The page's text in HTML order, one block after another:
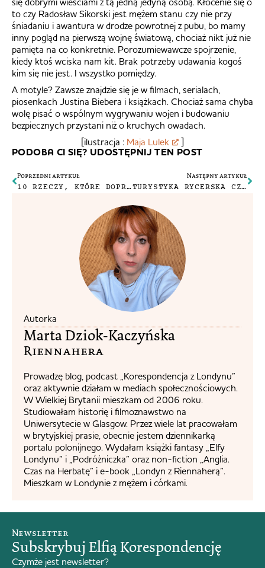
to czy Radosław Sikorski jest mężem stanu czy nie przy
śniadaniu i awantura w drodze powrotnej z pubu, bo mamy
inny pogląd na pierwszą wojnę światową, chociaż nikt już nie
pamięta na co konkretnie. Porozumiewawcze spojrzenie,
kiedy ktoś wciska nam kit. Brak potrzeby udawania kogoś
kim się nie jest. I wszystko pomiędzy.
A motyle? Zawsze znajdzie się je w filmach, serialach,
piosenkach Justina Biebera i książkach. Chociaż sama chyba
wolę pisać o wspólnym wygrywaniu wojen i budowaniu
bezpiecznych przystani niż o kruchych owadach.
[ilustracja : Maja Lulek ]
PODOBA CI SIĘ? UDOSTĘPNIJ TEN POST
Poprzedni artykuł
10 RZECZY, KTÓRE DOPROWADZAJĄ MNIE DO SZEWSKIEJ PASJI
Następny artykuł
TURYSTYKA RYCERSKA CZYLI DZIELNI CHŁOPCY I ICH NIESAMOWITE PRZYGODY
Autorka
Marta Dziok-Kaczyńska
Riennahera​
Prowadzę blog, podcast „Korespondencja z Londynu”
oraz aktywnie działam w mediach społecznościowych.
W Wielkiej Brytanii mieszkam od 2006 roku.
Studiowałam historię i filmoznawstwo na
Uniwersytecie w Glasgow. Przez wiele lat pracowałam
w brytyjskiej prasie, obecnie jestem dziennikarką
portalu polonijnego. Wydałam książki fantasy „Elfy
Londynu” i „Podróżniczka” oraz non-fiction „Anglia.
Czas na Herbatę” i e-book „Londyn z Riennaherą”.
Mieszkam w Londynie z mężem i córkami.
Newsletter
Subskrybuj Elfią Korespondencję
Czymże jest newsletter?